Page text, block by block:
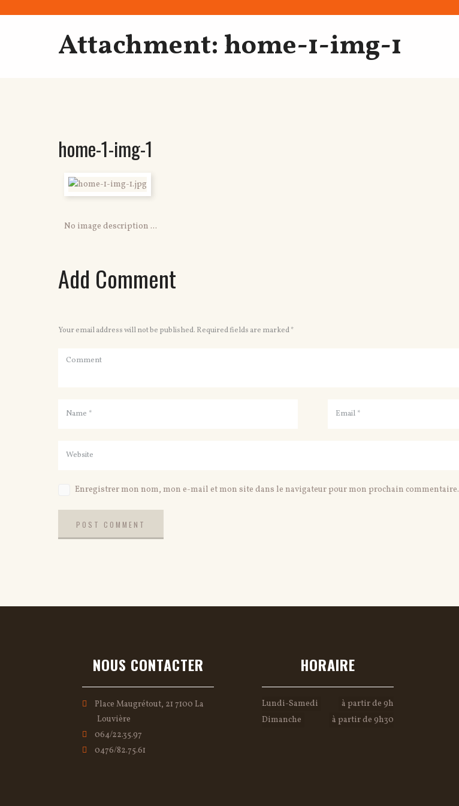
Attachment: home-1-img-1
home-1-img-1
No image description ...
Add Comment
Your email address will not be published. Required fields are marked *
Enregistrer mon nom, mon e-mail et mon site dans le navigateur pour mon prochain commentaire.
NOUS CONTACTER
Place Maugrétout, 21 7100 La
Louvière
064/22.35.97
0476/82.75.61
HORAIRE
Lundi-Samedi
à partir de 9h
Dimanche
à partir de 9h30